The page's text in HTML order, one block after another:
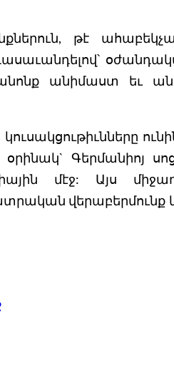
թէ
անիմաստ եւ
Գերմանիոյ
մէջ: Այս
վերաբերմունք